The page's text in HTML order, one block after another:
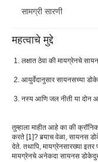
सामग्री सारणी
सायनस
महत्वाचे मुद्दे
लक्षात ठेवा की मायग्रेनचे
आयुर्वेदानुसार सायनसच्या
नस्य आणि जल नीती या दोन
तुम्हाला माहीत आहे का की
करते [1]? बर्‍याच वेळा, सायनस
देते. तथापि, मायग्रेनसारख्या
मायग्रेनचे अनेकदा सायनस